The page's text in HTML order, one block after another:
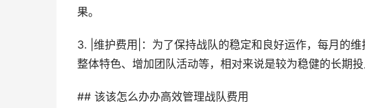
果。
3. |维护费用|：为了保持战队的稳定和良好运作，每月的
整体特色、增加团队活动等，相对来说是较为稳健的长期投
## 该该怎么办办高效管理战队费用